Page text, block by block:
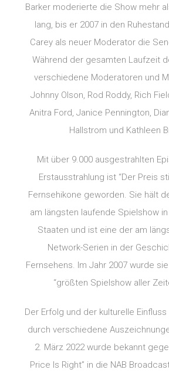
Barker moderierte die Show mehr
lang, bis er 2007 in den
Carey als neuer Moderator die
Während der gesamten Laufzeit
verschiedene Moderatoren und
Johnny Olson, Rod Roddy, Rich
Anitra Ford, Janice Pennington,
Hallstrom und Kathleen
Mit über 9.000 ausgestrahlten
Erstausstrahlung ist “Der Preis
Fernsehikone geworden. Sie hält
am längsten laufende Spielshow
Staaten und ist eine der am
Network-Serien in der
Fernsehens. Im Jahr 2007 wurde
“größten Spielshow aller
Der Erfolg und der kulturelle
durch verschiedene
2. März 2022 wurde bekannt
Price Is Right” in die NAB